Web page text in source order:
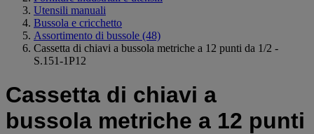
Utensili manuali
Bussola e cricchetto
Assortimento di bussole (48)
Cassetta di chiavi a bussola metriche a 12 punti da 1/2 -
S.151-1P12
Cassetta di chiavi a
bussola metriche a 12 punti